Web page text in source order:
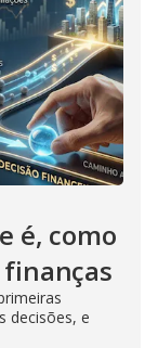
é, como
decisões, e